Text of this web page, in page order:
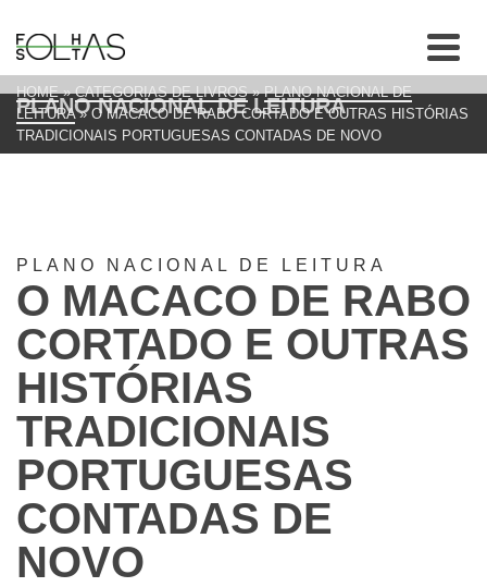
PLANO NACIONAL DE LEITURA
HOME » CATEGORIAS DE LIVROS » PLANO NACIONAL DE
LEITURA » O MACACO DE RABO CORTADO E OUTRAS HISTÓRIAS
TRADICIONAIS PORTUGUESAS CONTADAS DE NOVO
PLANO NACIONAL DE LEITURA
O MACACO DE RABO
CORTADO E OUTRAS
HISTÓRIAS
TRADICIONAIS
PORTUGUESAS
CONTADAS DE
NOVO